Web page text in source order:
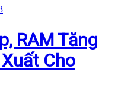
RAM Tăng
Cho